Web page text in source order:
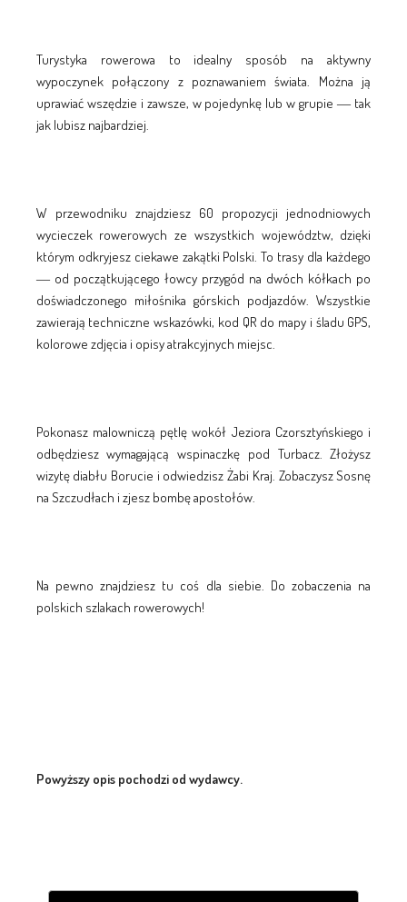
Turystyka rowerowa to idealny sposób na aktywny
wypoczynek połączony z poznawaniem świata. Można ją
uprawiać wszędzie i zawsze, w pojedynkę lub w grupie ― tak
jak lubisz najbardziej.
W przewodniku znajdziesz 60 propozycji jednodniowych
wycieczek rowerowych ze wszystkich województw, dzięki
którym odkryjesz ciekawe zakątki Polski. To trasy dla każdego
― od początkującego łowcy przygód na dwóch kółkach po
doświadczonego miłośnika górskich podjazdów. Wszystkie
zawierają techniczne wskazówki, kod QR do mapy i śladu GPS,
kolorowe zdjęcia i opisy atrakcyjnych miejsc.
Pokonasz malowniczą pętlę wokół Jeziora Czorsztyńskiego i
odbędziesz wymagającą wspinaczkę pod Turbacz. Złożysz
wizytę diabłu Borucie i odwiedzisz Żabi Kraj. Zobaczysz Sosnę
na Szczudłach i zjesz bombę apostołów.
Na pewno znajdziesz tu coś dla siebie. Do zobaczenia na
polskich szlakach rowerowych!
Powyższy opis pochodzi od wydawcy.